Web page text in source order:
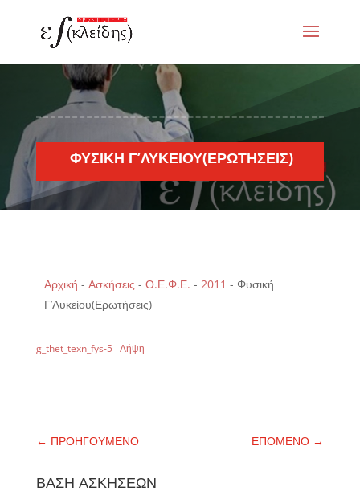
ΦΥΣΙΚΉ Γ’ΛΥΚΕΊΟΥ(ΕΡΩΤΉΣΕΙΣ)
Αρχική - Ασκήσεις - Ο.Ε.Φ.Ε. - 2011 - Φυσική
Γ’Λυκείου(Ερωτήσεις)
g_thet_texn_fys-5 Λήψη
← ΠΡΟΗΓΟΥΜΕΝΟ ΕΠΟΜΕΝΟ →
ΒΑΣΗ ΑΣΚΗΣΕΩΝ